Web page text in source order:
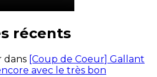
récents
dans [Coup de Coeur] Gallant
avec le très bon